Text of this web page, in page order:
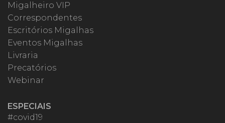
Migalheiro VIP
Correspondentes
Escritórios Migalhas
Eventos Migalhas
Livraria
Precatórios
Webinar
ESPECIAIS
#covid19